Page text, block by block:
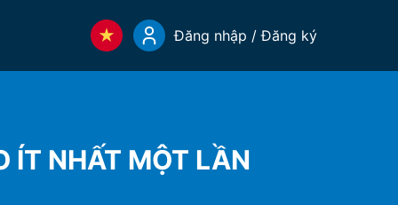
Đăng nhập / Đăng ký
ÍT NHẤT MỘT LẦN